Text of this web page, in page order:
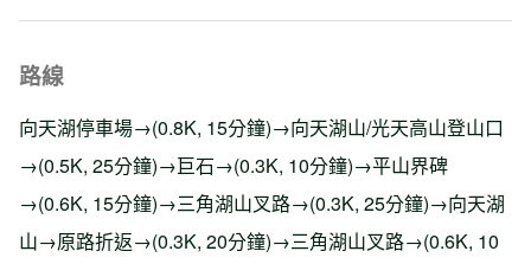
路線
向天湖停車場→(0.8K, 15分鐘)→向天湖山/光天高山登山口
→(0.5K, 25分鐘)→巨石→(0.3K, 10分鐘)→平山界碑
→(0.6K, 15分鐘)→三角湖山叉路→(0.3K, 25分鐘)→向天湖
山→原路折返→(0.3K, 20分鐘)→三角湖山叉路→(0.6K, 10